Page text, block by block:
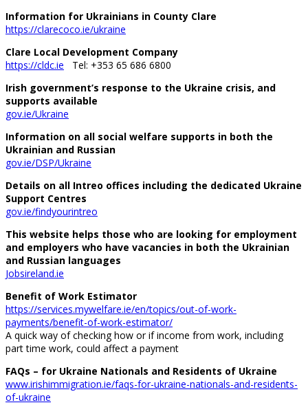
Information for Ukrainians in County Clare
https://clarecoco.ie/ukraine
Clare Local Development Company
https://cldc.ie Tel: +353 65 686 6800
Irish government’s response to the Ukraine crisis, and
supports available
gov.ie/Ukraine
Information on all social welfare supports in both the
Ukrainian and Russian
gov.ie/DSP/Ukraine
Details on all Intreo offices including the dedicated Ukraine
Support Centres
gov.ie/findyourintreo
This website helps those who are looking for employment
and employers who have vacancies in both the Ukrainian
and Russian languages
Jobsireland.ie
Benefit of Work Estimator
https://services.mywelfare.ie/en/topics/out-of-work-
payments/benefit-of-work-estimator/
A quick way of checking how or if income from work, including
part time work, could affect a payment
FAQs – for Ukraine Nationals and Residents of Ukraine
www.irishimmigration.ie/faqs-for-ukraine-nationals-and-residents-
of-ukraine